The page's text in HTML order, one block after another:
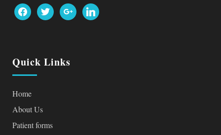
facebooktwitter googlelinkedin
Quick Links
Home
About Us
Patient forms